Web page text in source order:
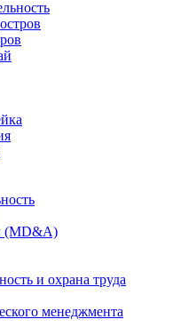
(MD&A)
и охрана труда
менеджмента